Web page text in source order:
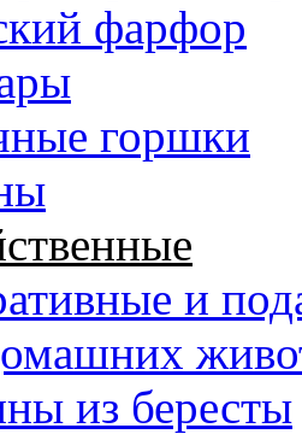
фарфор
горшки
и
из бересты